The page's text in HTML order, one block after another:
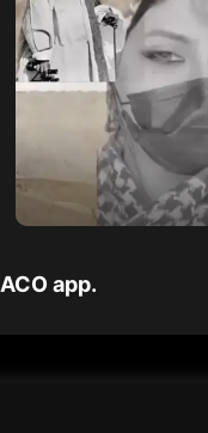
app.